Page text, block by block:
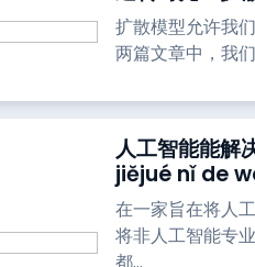
扩散模型允许我
两篇文章中，我
人工智能能解
jiějué nǐ de
在一家旨在将人
将非人工智能专
都...